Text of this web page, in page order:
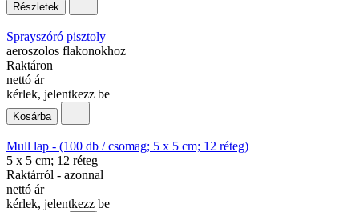
Részletek
Sprayszóró pisztoly
aeroszolos flakonokhoz
Raktáron
nettó ár
kérlek, jelentkezz be
Kosárba
Mull lap - (100 db / csomag; 5 x 5 cm; 12 réteg)
5 x 5 cm; 12 réteg
Raktárról - azonnal
nettó ár
kérlek, jelentkezz be